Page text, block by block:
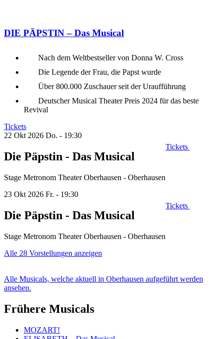
DIE PÄPSTIN – Das Musical
Nach dem Weltbestseller von Donna W. Cross
Die Legende der Frau, die Papst wurde
Über 800.000 Zuschauer seit der Uraufführung
Deutscher Musical Theater Preis 2024 für das beste
Revival
Tickets
22 Okt 2026 Do. - 19:30
Die Päpstin - Das Musical
Stage Metronom Theater Oberhausen - Oberhausen
Tickets
23 Okt 2026 Fr. - 19:30
Die Päpstin - Das Musical
Stage Metronom Theater Oberhausen - Oberhausen
Tickets
Alle 28 Vorstellungen anzeigen
Alle Musicals, welche aktuell in Oberhausen aufgeführt werden
ansehen.
Frühere Musicals
MOZART!